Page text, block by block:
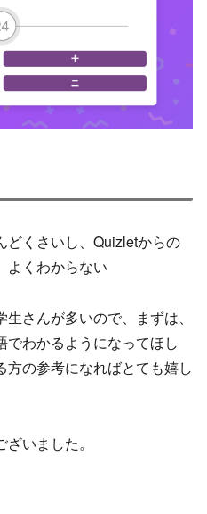
どくさいし、Quizletからの
くわからない
さんが多いので、まずは、
わかるようになってほし
の参考になればとても嬉し
いました。